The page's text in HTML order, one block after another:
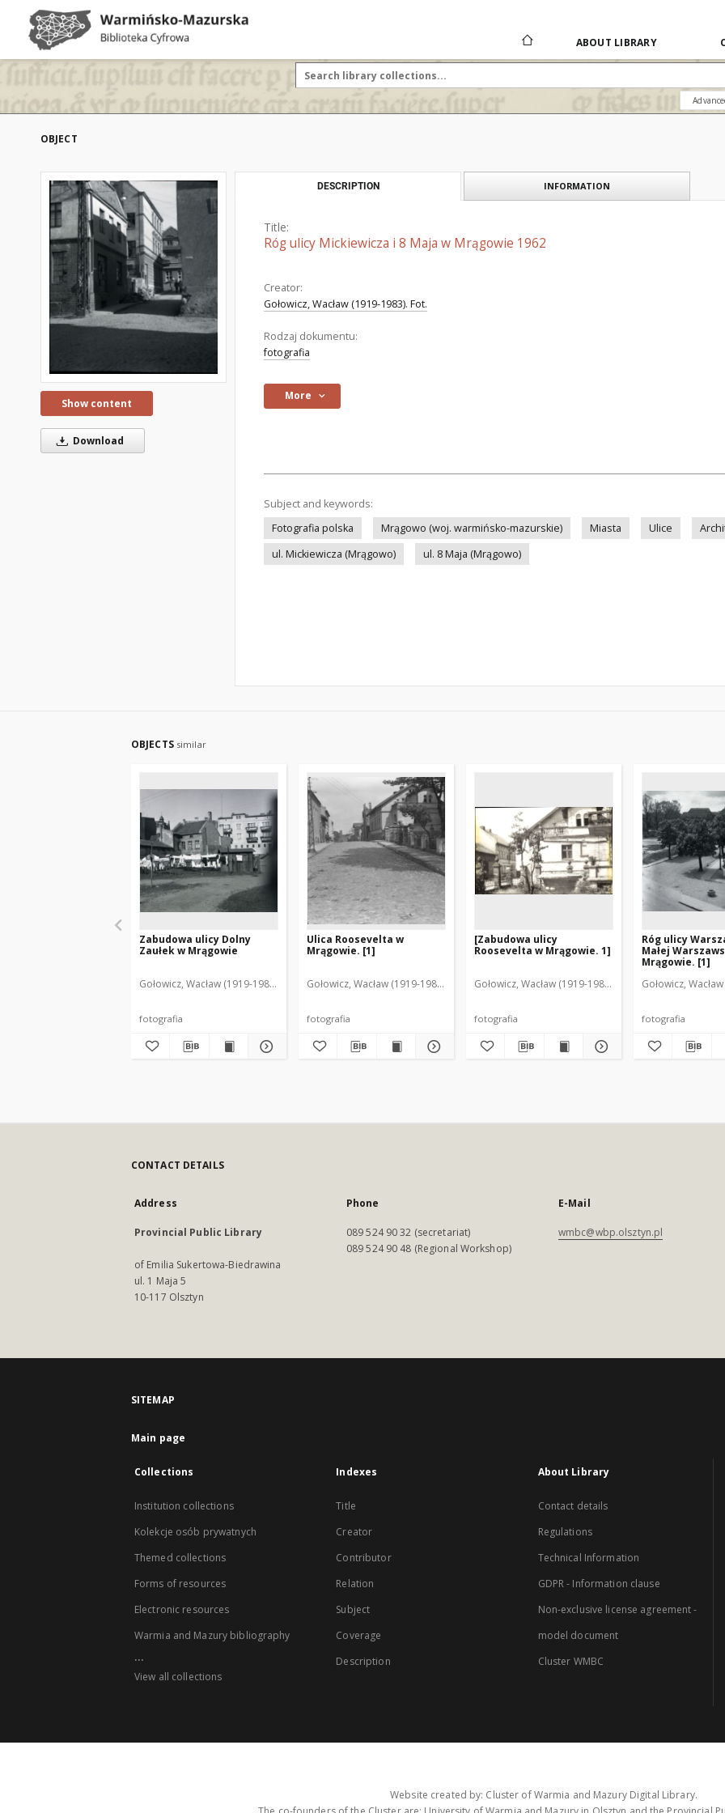
ABOUT LIBRARY
OBJECT
Show content
Download
DESCRIPTION INFORMATION
Title:
Róg ulicy Mickiewicza i 8 Maja w Mrągowie 1962
Creator:
Gołowicz, Wacław (1919-1983). Fot.
Rodzaj dokumentu:
fotografia
More
Subject and keywords:
Fotografia polska
Mrągowo (woj. warmińsko-mazurskie) Miasta Ulice
ul. Mickiewicza (Mrągowo)
ul. 8 Maja (Mrągowo)
OBJECTS similar
Zabudowa ulicy Dolny
Zaułek w Mrągowie
Gołowicz, Wacław (1919-1983). Fot.
fotografia
Ulica Roosevelta w
Mrągowie. [1]
Gołowicz, Wacław (1919-1983). Fot.
fotografia
[Zabudowa ulicy
Roosevelta w Mrągowie. 1]
Gołowicz, Wacław (1919-1983). Fot.
fotografia
Róg ulicy
Małej
Mrągowie. [1]
Gołowicz,
fotografia
CONTACT DETAILS
Address
Provincial Public Library
of Emilia Sukertowa-Biedrawina
ul. 1 Maja 5
10-117 Olsztyn
Phone
089 524 90 32 (secretariat)
089 524 90 48 (Regional Workshop)
E-Mail
wmbc@wbp.olsztyn.pl
SITEMAP
Main page
Collections
Institution collections
Kolekcje osób prywatnych
Themed collections
Forms of resources
Electronic resources
Warmia and Mazury bibliography
...
View all collections
Indexes
Title
Creator
Contributor
Relation
Subject
Coverage
Description
About Library
Contact details
Regulations
Technical Information
GDPR - Information clause
Non-exclusive license agreement -
model document
Cluster WMBC
Website created by: Cluster of Warmia and Mazury Digital Library.